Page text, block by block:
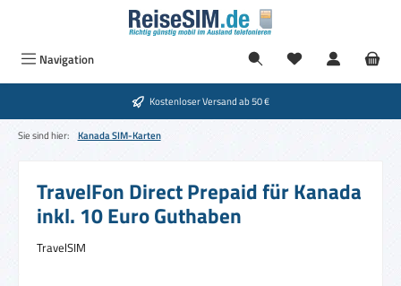
Zum Hauptinhalt springen
Navigation
Kostenloser Versand ab 50 €
Sie sind hier: Kanada SIM-Karten
TravelFon Direct Prepaid für Kanada
inkl. 10 Euro Guthaben
TravelSIM